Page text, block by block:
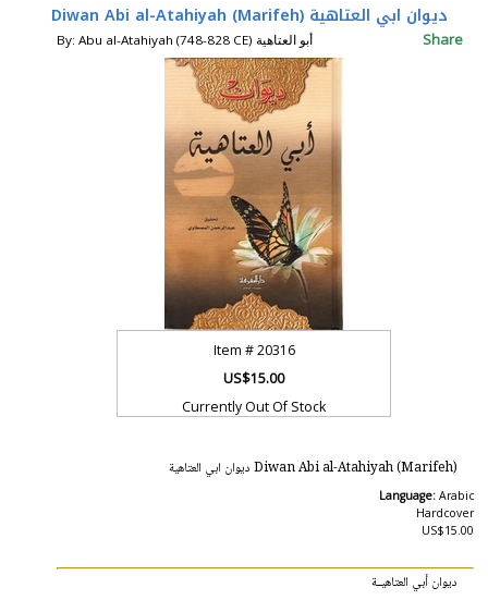
Diwan Abi al-Atahiyah (Marifeh) ديوان ابي العتاهية
By: Abu al-Atahiyah (748-828 CE) أبو العتاهية Share
Item #20316
US$15.00
Currently Out Of Stock
Diwan Abi al-Atahiyah (Marifeh) ديوان ابي العتاهية
Language: Arabic
Hardcover
US$15.00
ديوان أبي العتاهيــة